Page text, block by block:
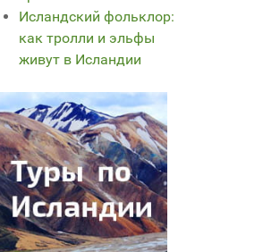
Исландский фольклор:
как тролли и эльфы
живут в Исландии